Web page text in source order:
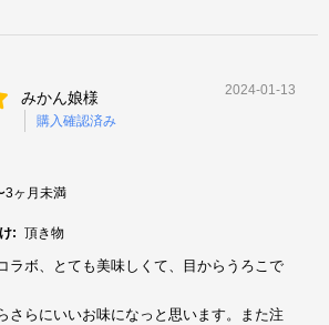
みかん娘様
購入確認済み
2024-01-13
3ヶ月未満
: 頂き物
ラボ、とても美味しくて、目からうろこで
さらにいいお味になっと思います。また注